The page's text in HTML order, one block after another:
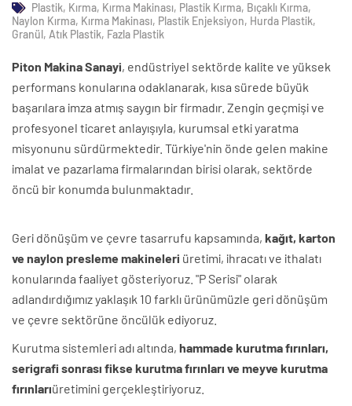
Plastik, Kırma, Kırma Makinası, Plastik Kırma, Bıçaklı Kırma,
Naylon Kırma, Kırma Makinası, Plastik Enjeksiyon, Hurda Plastik,
Granül, Atık Plastik, Fazla Plastik
Piton Makina Sanayi, endüstriyel sektörde kalite ve yüksek
performans konularına odaklanarak, kısa sürede büyük
başarılara imza atmış saygın bir firmadır. Zengin geçmişi ve
profesyonel ticaret anlayışıyla, kurumsal etki yaratma
misyonunu sürdürmektedir. Türkiye'nin önde gelen makine
imalat ve pazarlama firmalarından birisi olarak, sektörde
öncü bir konumda bulunmaktadır.
Geri dönüşüm ve çevre tasarrufu kapsamında, kağıt, karton
ve naylon presleme makineleri üretimi, ihracatı ve ithalatı
konularında faaliyet gösteriyoruz. "P Serisi" olarak
adlandırdığımız yaklaşık 10 farklı ürünümüzle geri dönüşüm
ve çevre sektörüne öncülük ediyoruz.
Kurutma sistemleri adı altında, hammade kurutma fırınları,
serigrafi sonrası fikse kurutma fırınları ve meyve kurutma
fırınlarıüretimini gerçekleştiriyoruz.